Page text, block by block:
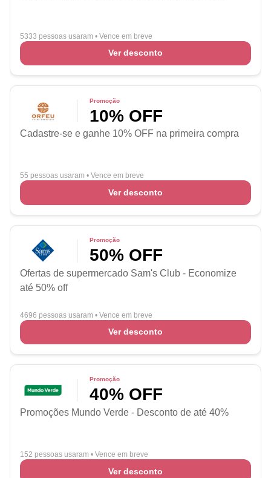
5333 pessoas usaram • Vence em breve
Ver desconto
Promoção
10% OFF
Cadastre-se e ganhe 10% OFF na primeira compra
55 pessoas usaram • Vence em breve
Ver desconto
Promoção
50% OFF
Ofertas de supermercado Sam's Club - Economize
até 50% off
4696 pessoas usaram • Vence em breve
Ver desconto
Promoção
40% OFF
Promoções Mundo Verde - Desconto de até 40%
152 pessoas usaram • Vence em breve
Ver desconto